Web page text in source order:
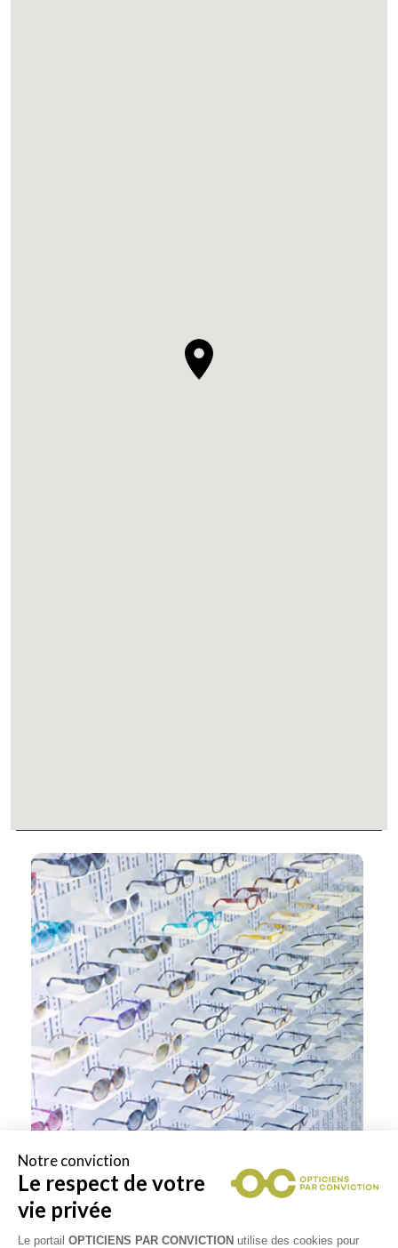
Notre conviction
Le respect de votre
vie privée
Le portail OPTICIENS PAR CONVICTION utilise des cookies pour